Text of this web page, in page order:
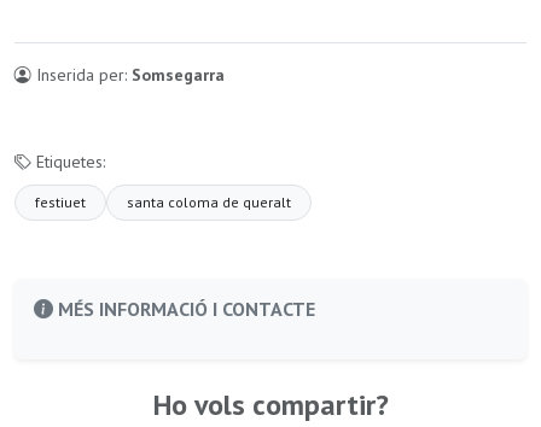
Inserida per: Somsegarra
Etiquetes:
festiuet santa coloma de queralt
MÉS INFORMACIÓ I CONTACTE
Ho vols compartir?